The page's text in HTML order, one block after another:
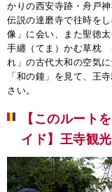
かりの西安寺跡・舟戸
伝説の達磨寺で往時を
像」に会い、また聖徳
手纏（てま）かむ草枕
れ」の古代大和の空気
「和の鐘」を見て、王
さい。
【このルート
イド】王寺観